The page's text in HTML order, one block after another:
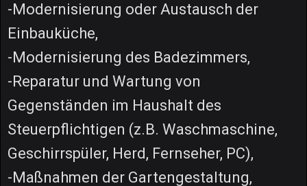
-Modernisierung oder Austausch der
Einbauküche,
-Modernisierung des Badezimmers,
-Reparatur und Wartung von
Gegenständen im Haushalt des
Steuerpflichtigen (z.B. Waschmaschine,
Geschirrspüler, Herd, Fernseher, PC),
-Maßnahmen der Gartengestaltung,